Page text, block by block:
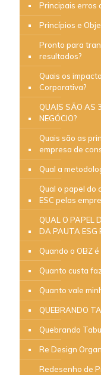
Principais erros
Princípios e
Pronto para
resultados?
Quais os
Corporativa?
QUAIS SÃO AS
NEGÓCIO?
Quais são as
empresa de
Qual a
Qual o papel do
ESC pelas
QUAL O PAPEL
DA PAUTA ESG
Quando o OBZ
Quanto custa
Quanto vale
QUEBRANDO
Quebrando
Re Design
Redesenho de